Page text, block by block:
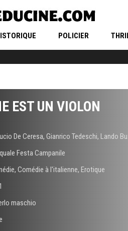
POLICIER
EST UN VIOLON
De Ceresa, Gianrico Tedeschi, Lando
Festa Campanile
, Comédie à l'italienne, Erotique
maschio